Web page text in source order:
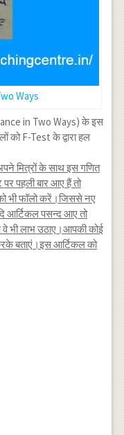
Ways
in Two Ways) के इस
को F-Test के द्वारा हल
मित्रों के साथ इस गणित
पहली बार आए हैं तो
भी फॉलो करें।जिससे नए
आर्टिकल पसन्द आए तो
भी लाभ उठाए।आपकी कोई
बताएं।इस आर्टिकल को